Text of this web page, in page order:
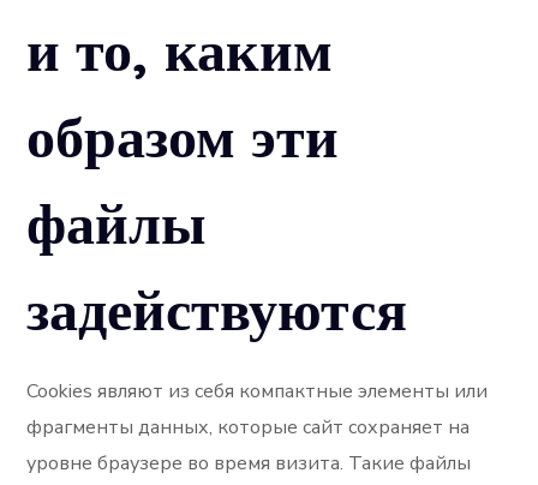
и то, каким
образом эти
файлы
задействуются
Cookies являют из себя компактные элементы или
фрагменты данных, которые сайт сохраняет на
уровне браузере во время визита. Такие файлы